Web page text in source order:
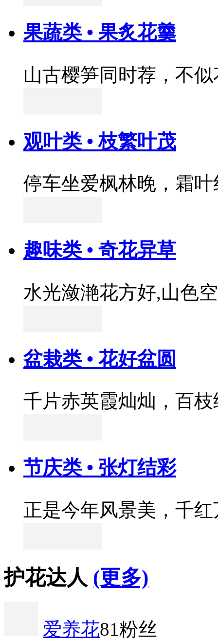
果蔬类 • 果炙花羹
山古樱笋同时荐，不
观叶类 • 枝繁叶茂
停车坐爱枫林晚，霜
趣味类 • 奇花异草
水光潋滟花方好,山色
盆栽类 • 花好盆圆
千片赤英霞灿灿，百
节庆类 • 张灯结彩
正是今年风景美，千
护花达人 (更多)
爱养花81粉丝